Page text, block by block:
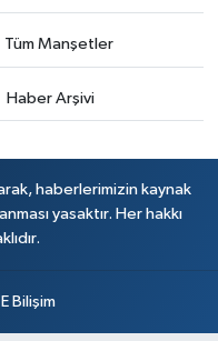
Tüm Manşetler
Haber Arşivi
haberlerimizin kaynak
yasaktır. Her hakkı
Bilişim